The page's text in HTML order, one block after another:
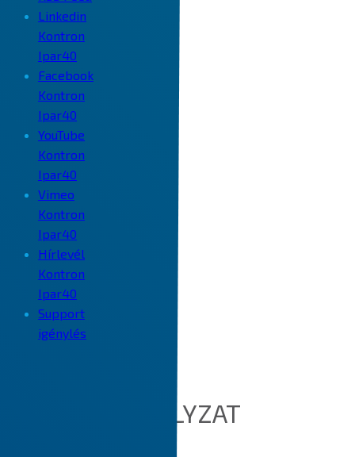
Linkedin
Kontron
Ipar40
Facebook
Kontron
Ipar40
YouTube
Kontron
Ipar40
Vimeo
Kontron
Ipar40
Hírlevél
Kontron
Ipar40
Support
igénylés
COOKIE SZABÁLYZAT